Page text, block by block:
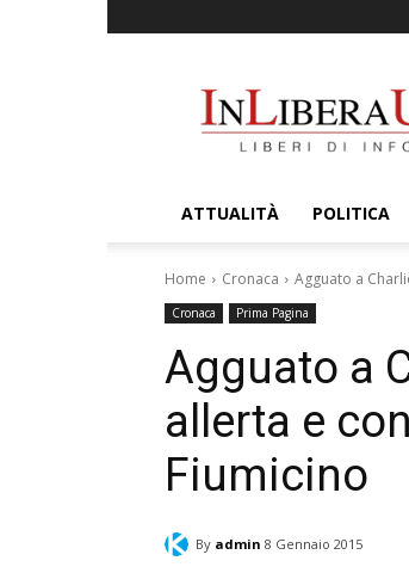
ATTUALITÀ POLITICA
Home Cronaca Agguato a
Cronaca Prima Pagina
Agguato a
allerta e
Fiumicino
By admin 8 Gennaio 2015